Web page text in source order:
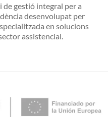
de gestió integral per a
desenvolupat per
en solucions
assistencial.